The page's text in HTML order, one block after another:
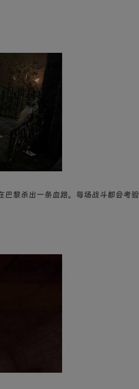
巴黎杀出一条血路。每场战斗都会考验